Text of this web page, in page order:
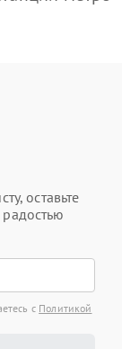
оставьте
с Политикой